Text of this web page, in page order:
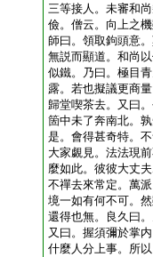
三等接人。未審和
儉。僧云。向上之
師曰。領取鉤頭意
無説而顯道。和尚
似鐵。乃曰。極目
露。若也擬議更商
歸堂喫茶去。又曰
箇中未了奔南北。
是。會得甚奇特。
大家覷見。法法現
麼如此。彼彼大丈
不禪去來常定。萬
境一如有何不可。
還得也無。良久曰
又曰。握須彌於掌
什麼人分上事。所